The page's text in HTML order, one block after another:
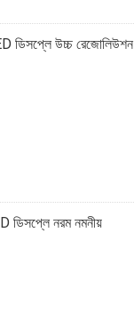
উচ্চ রেজোলিউশন
ডিসপ্লে নরম নমনীয়